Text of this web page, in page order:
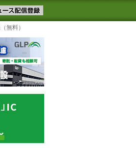
流ニュースメール配信を登録す
テーマ
無料）